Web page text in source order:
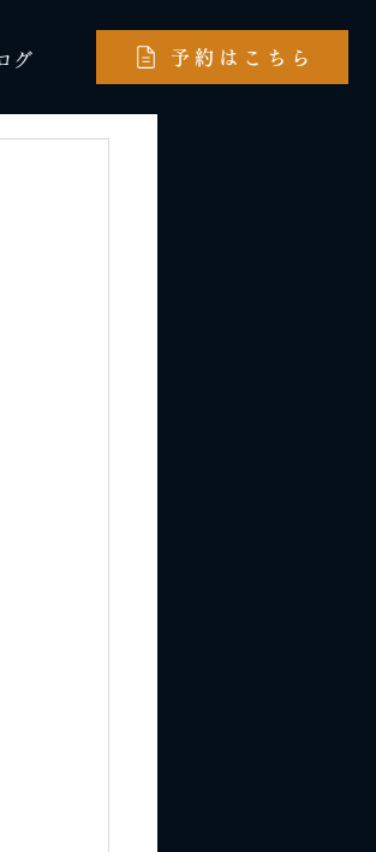
グ 予約はこちら